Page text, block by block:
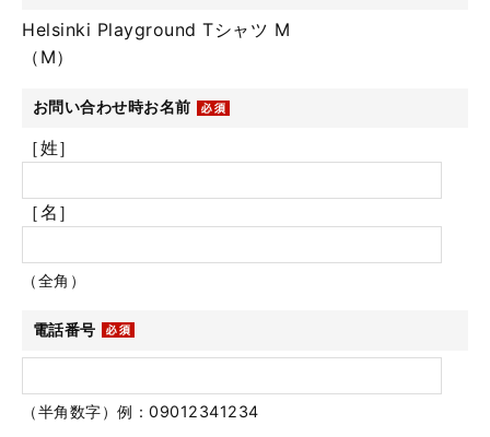
Helsinki Playground Tシャツ M
（M）
お問い合わせ時お名前
［姓］
［名］
（全角）
電話番号
（半角数字）例：09012341234